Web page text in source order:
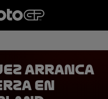
arranca
en